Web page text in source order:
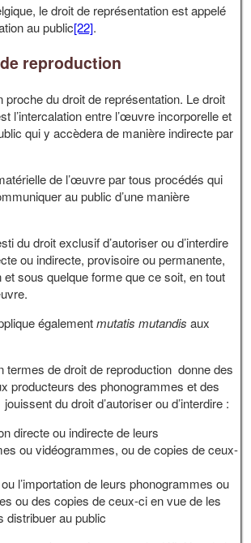
le droit de représentation est appelé
au public[22].
reproduction
proche du droit de représentation. Le droit
l’intercalation entre l’œuvre incorporelle et
qui y accèdera de manière indirecte par
de l’œuvre par tous procédés qui
au public d’une manière
du droit exclusif d’autoriser ou d’interdire
ou indirecte, provisoire ou permanente,
sous quelque forme que ce soit, en tout
égalementmutatis mutandisaux
termes de droit de reproduction donne des
producteurs des phonogrammes et des
du droit d’autoriser ou d’interdire :
directe ou indirecte de leurs
ou vidéogrammes, ou de copies de ceux-
ou l’importation de leurs phonogrammes ou
ou des copies de ceux-ci en vue de les
distribuer au public